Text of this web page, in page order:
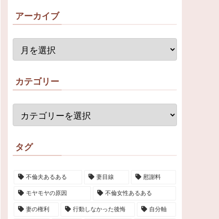
アーカイブ
カテゴリー
タグ
不倫夫あるある 妻目線 慰謝料
モヤモヤの原因 不倫女性あるある
妻の権利 行動しなかった後悔 自分軸